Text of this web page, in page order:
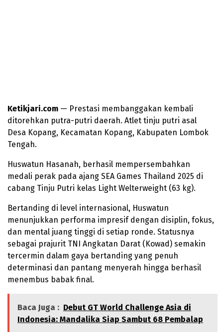
Ketikjari.com — Prestasi membanggakan kembali
ditorehkan putra-putri daerah. Atlet tinju putri asal
Desa Kopang, Kecamatan Kopang, Kabupaten Lombok
Tengah.
Huswatun Hasanah, berhasil mempersembahkan
medali perak pada ajang SEA Games Thailand 2025 di
cabang Tinju Putri kelas Light Welterweight (63 kg).
Bertanding di level internasional, Huswatun
menunjukkan performa impresif dengan disiplin, fokus,
dan mental juang tinggi di setiap ronde. Statusnya
sebagai prajurit TNI Angkatan Darat (Kowad) semakin
tercermin dalam gaya bertanding yang penuh
determinasi dan pantang menyerah hingga berhasil
menembus babak final.
Baca Juga : Debut GT World Challenge Asia di
Indonesia: Mandalika Siap Sambut 68 Pembalap